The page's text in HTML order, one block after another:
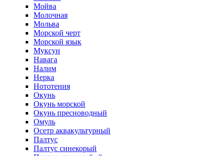
Мойва
Молочная
Мольва
Морской черт
Морской язык
Муксун
Навага
Налим
Нерка
Нототения
Окунь
Окунь морской
Окунь пресноводный
Омуль
Осетр аквакультурный
Палтус
Палтус синекорый